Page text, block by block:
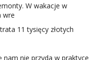
W wakacje w
wre
11 tysięcy złotych
nam nie przyda w praktyce